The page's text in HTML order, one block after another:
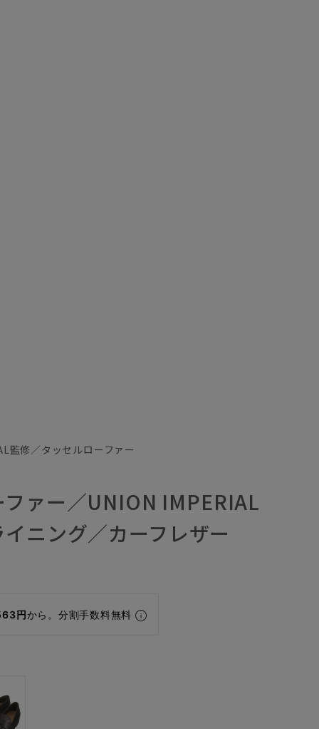
監修／タッセルローファー
ファー／UNION IMPERIAL
ニング／カーフレザー
円から。分割手数料無料